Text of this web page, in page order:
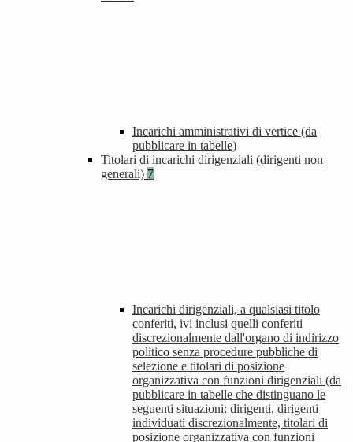
Incarichi amministrativi di vertice (da
pubblicare in tabelle)
Titolari di incarichi dirigenziali (dirigenti non
generali) 7
Incarichi dirigenziali, a qualsiasi titolo
conferiti, ivi inclusi quelli conferiti
discrezionalmente dall'organo di indirizzo
politico senza procedure pubbliche di
selezione e titolari di posizione
organizzativa con funzioni dirigenziali (da
pubblicare in tabelle che distinguano le
seguenti situazioni: dirigenti, dirigenti
individuati discrezionalmente, titolari di
posizione organizzativa con funzioni